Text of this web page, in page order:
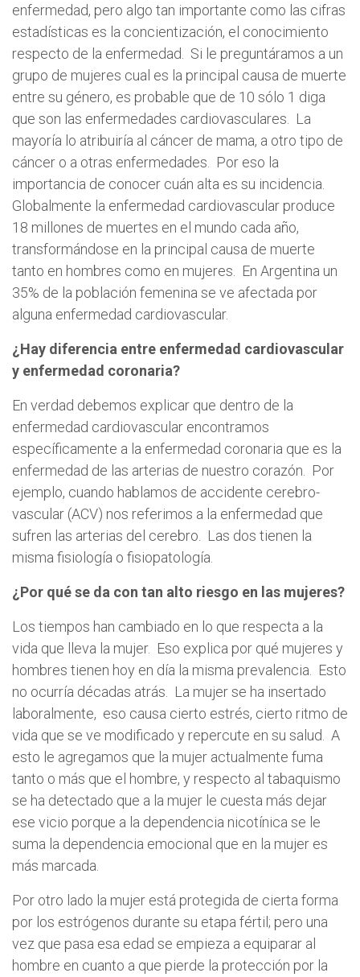
enfermedad, pero algo tan importante como las cifras
estadísticas es la concientización, el conocimiento
respecto de la enfermedad. Si le preguntáramos a un
grupo de mujeres cual es la principal causa de muerte
entre su género, es probable que de 10 sólo 1 diga
que son las enfermedades cardiovasculares. La
mayoría lo atribuiría al cáncer de mama, a otro tipo de
cáncer o a otras enfermedades. Por eso la
importancia de conocer cuán alta es su incidencia.
Globalmente la enfermedad cardiovascular produce
18 millones de muertes en el mundo cada año,
transformándose en la principal causa de muerte
tanto en hombres como en mujeres. En Argentina un
35% de la población femenina se ve afectada por
alguna enfermedad cardiovascular.
¿Hay diferencia entre enfermedad cardiovascular
y enfermedad coronaria?
En verdad debemos explicar que dentro de la
enfermedad cardiovascular encontramos
específicamente a la enfermedad coronaria que es la
enfermedad de las arterias de nuestro corazón. Por
ejemplo, cuando hablamos de accidente cerebro-
vascular (ACV) nos referimos a la enfermedad que
sufren las arterias del cerebro. Las dos tienen la
misma fisiología o fisiopatología.
¿Por qué se da con tan alto riesgo en las mujeres?
Los tiempos han cambiado en lo que respecta a la
vida que lleva la mujer. Eso explica por qué mujeres y
hombres tienen hoy en día la misma prevalencia. Esto
no ocurría décadas atrás. La mujer se ha insertado
laboralmente, eso causa cierto estrés, cierto ritmo de
vida que se ve modificado y repercute en su salud. A
esto le agregamos que la mujer actualmente fuma
tanto o más que el hombre, y respecto al tabaquismo
se ha detectado que a la mujer le cuesta más dejar
ese vicio porque a la dependencia nicotínica se le
suma la dependencia emocional que en la mujer es
más marcada.
Por otro lado la mujer está protegida de cierta forma
por los estrógenos durante su etapa fértil; pero una
vez que pasa esa edad se empieza a equiparar al
hombre en cuanto a que pierde la protección por la